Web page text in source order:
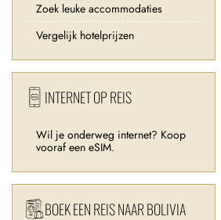
Zoek leuke accommodaties
Vergelijk hotelprijzen
INTERNET OP REIS
Wil je onderweg internet? Koop
vooraf een eSIM.
BOEK EEN REIS NAAR BOLIVIA